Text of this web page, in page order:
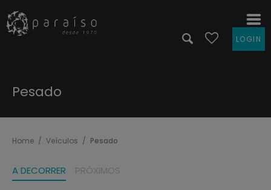
LOGIN
Pesado
Home Veículos Pesado
A DECORRER PRÓXIMOS